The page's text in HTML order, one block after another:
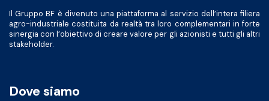
Il Gruppo BF è divenuto una piattaforma al servizio dell’intera filiera
agro-industriale costituita da realtà tra loro complementari in forte
sinergia con l’obiettivo di creare valore per gli azionisti e tutti gli altri
stakeholder.
Dove siamo